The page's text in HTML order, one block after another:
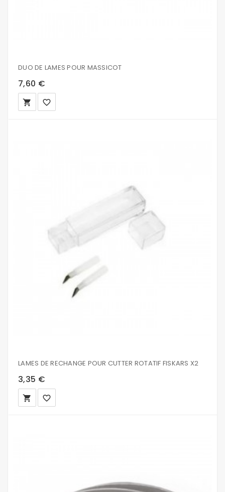
DUO DE LAMES POUR MASSICOT
7,60 €
local_grocery_store favorite_border
LAMES DE RECHANGE POUR CUTTER ROTATIF FISKARS X2
3,35 €
local_grocery_store favorite_border